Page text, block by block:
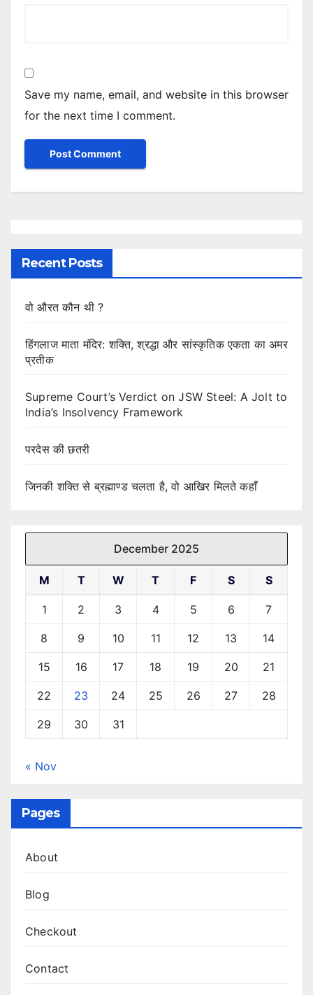
Save my name, email, and website in this browser
for the next time I comment.
Recent Posts
वो औरत कौन थी ?
हिंगलाज माता मंदिर: शक्ति, श्रद्धा और सांस्कृतिक एकता का अमर
प्रतीक
Supreme Court’s Verdict on JSW Steel: A Jolt to
India’s Insolvency Framework
परदेस की छतरी
जिनकी शक्ति से ब्रह्माण्ड चलता है, वो आखिर मिलते कहाँ
December 2025
M T W T F S S
1 2 3 4 5 6 7
8 9 10 11 12 13 14
15 16 17 18 19 20 21
22 23 24 25 26 27 28
29 30 31
« Nov
Pages
About
Blog
Checkout
Contact